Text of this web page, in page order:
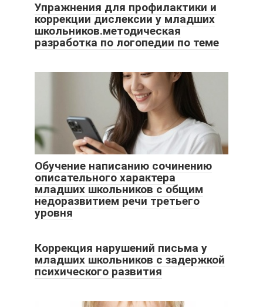
Упражнения для профилактики и
коррекции дислексии у младших
школьников.методическая
разработка по логопедии по теме
Обучение написанию сочинению
описательного характера
младших школьников с общим
недоразвитием речи третьего
уровня
Коррекция нарушений письма у
младших школьников с задержкой
психического развития